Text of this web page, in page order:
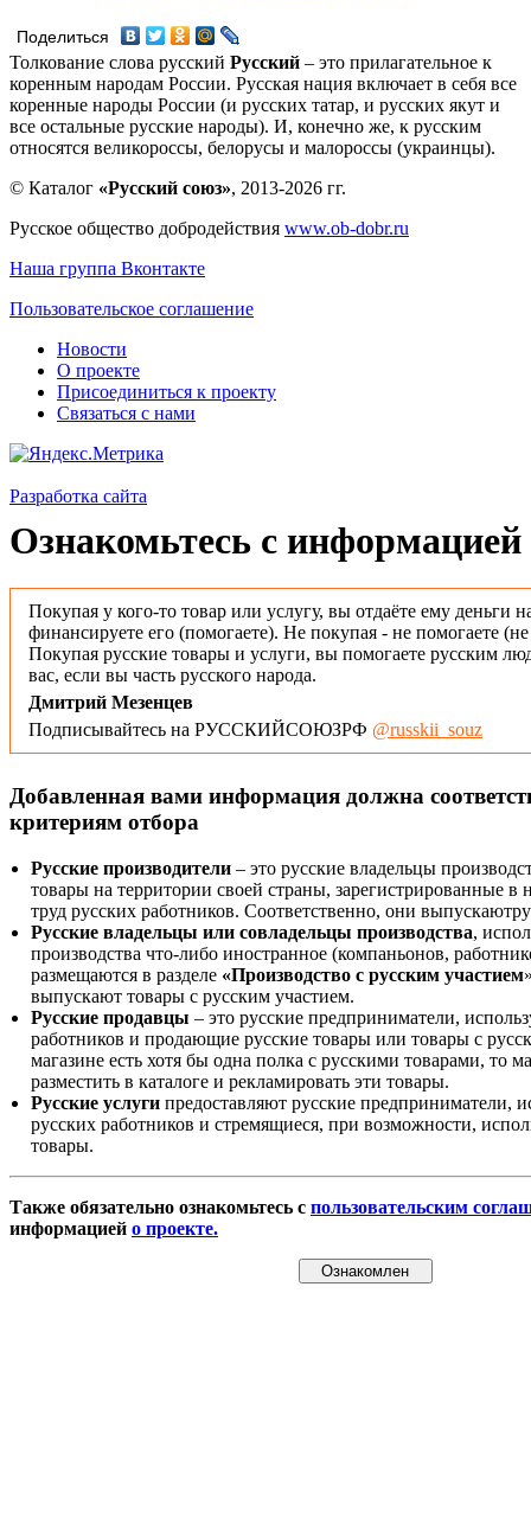
Поделиться
Толкование слова русский Русский – это прилагательное к
коренным народам России. Русская нация включает в себя все
коренные народы России (и русских татар, и русских якут и
все остальные русские народы). И, конечно же, к русским
относятся великороссы, белорусы и малороссы (украинцы).
© Каталог «Русский союз», 2013-2026 гг.
Русское общество добродействия www.ob-dobr.ru
Наша группа Вконтакте
Пользовательское соглашение
Новости
О проекте
Присоединиться к проекту
Связаться с нами
Разработка сайта
Ознакомьтесь с информацией
Покупая у кого-то товар или услугу, вы отдаёте ему деньги
финансируете его (помогаете). Не покупая - не помогаете
Покупая русские товары и услуги, вы помогаете русским
вас, если вы часть русского народа.
Дмитрий Мезенцев
Подписывайтесь на РУССКИЙСОЮЗРФ @russkii_souz
Добавленная вами информация должна
критериям отбора
Русские производители – это русские владельцы
товары на территории своей страны, зарегистрированные
труд русских работников. Соответственно, они
Русские владельцы или совладельцы производства,
производства что-либо иностранное (компаньонов,
размещаются в разделе «Производство с русским участием
выпускают товары с русским участием.
Русские продавцы – это русские предприниматели,
работников и продающие русские товары или товары с
магазине есть хотя бы одна полка с русскими товарами, то
разместить в каталоге и рекламировать эти товары.
Русские услуги предоставляют русские предприниматели,
русских работников и стремящиеся, при возможности,
товары.
Также обязательно ознакомьтесь с пользовательским
информацией о проекте.
Ознакомлен